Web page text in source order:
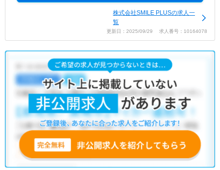
株式会社SMILE PLUSの求人一
覧
更新日：2025/09/29 求人番号：10164078